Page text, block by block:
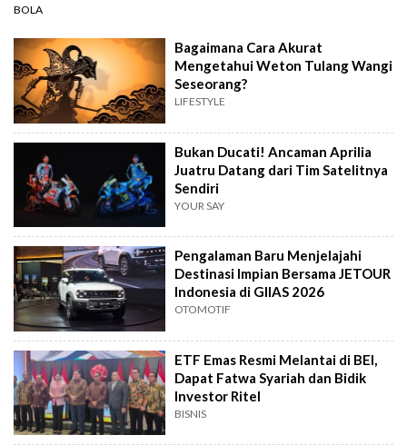
BOLA
Bagaimana Cara Akurat
Mengetahui Weton Tulang Wangi
Seseorang?
LIFESTYLE
Bukan Ducati! Ancaman Aprilia
Juatru Datang dari Tim Satelitnya
Sendiri
YOUR SAY
Pengalaman Baru Menjelajahi
Destinasi Impian Bersama JETOUR
Indonesia di GIIAS 2026
OTOMOTIF
ETF Emas Resmi Melantai di BEI,
Dapat Fatwa Syariah dan Bidik
Investor Ritel
BISNIS